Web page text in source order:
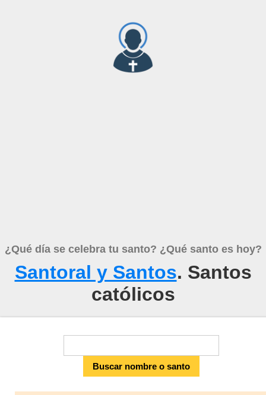
¿Qué día se celebra tu santo? ¿Qué santo es hoy?
Santoral y Santos. Santos
católicos